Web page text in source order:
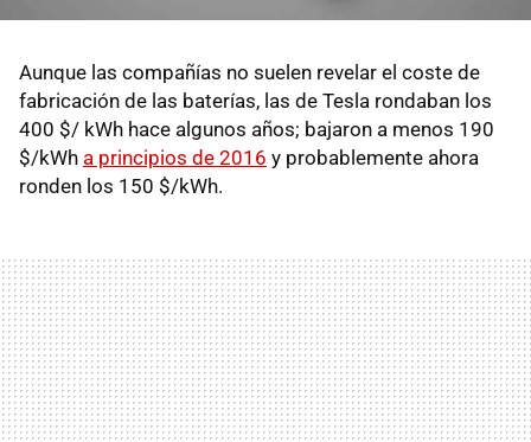
Aunque las compañías no suelen revelar el coste de
fabricación de las baterías, las de Tesla rondaban los
400 $/ kWh hace algunos años; bajaron a menos 190
$/kWh a principios de 2016 y probablemente ahora
ronden los 150 $/kWh.